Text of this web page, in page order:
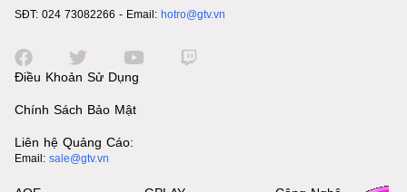
SĐT: 024 73082266 - Email: hotro@gtv.vn
Điều Khoản Sử Dụng
Chính Sách Bảo Mật
Liên hệ Quảng Cáo:
Email: sale@gtv.vn